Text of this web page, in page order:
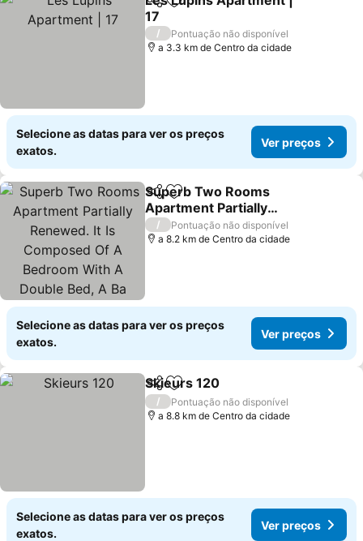
PartilharAdicionar aos favoritos
17
/
Pontuação não disponível
a 3.3 km de Centro da cidade
Selecione as datas para ver os preços
exatos.
Ver preços
PartilharAdicionar aos favoritos
Superb Two Rooms
Apartment Partially
Renewed. It Is Composed
Of A Bedroom With A
/
Pontuação não disponível
a 8.2 km de Centro da cidade
Selecione as datas para ver os preços
exatos.
Ver preços
PartilharAdicionar aos favoritos
Skieurs 120
/
Pontuação não disponível
a 8.8 km de Centro da cidade
Selecione as datas para ver os preços
exatos.
Ver preços